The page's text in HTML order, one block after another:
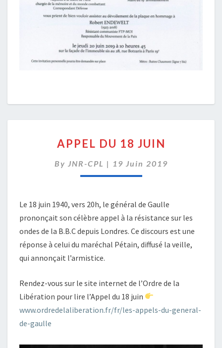
DU
JUIN
APPEL DU 18 JUIN
By JNR-CPL | 19 Juin 2019
Le 18 juin 1940, vers 20h, le général de Gaulle
prononçait son célèbre appel à la résistance sur les
ondes de la B.B.C depuis Londres. Ce discours est une
réponse à celui du maréchal Pétain, diffusé la veille,
qui annonçait l’armistice.
Rendez-vous sur le site internet de l’Ordre de la
Libération pour lire l’Appel du 18 juin
www.ordredelaliberation.fr/fr/les-appels-du-general-
de-gaulle